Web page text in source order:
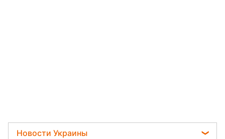
Новости Украины